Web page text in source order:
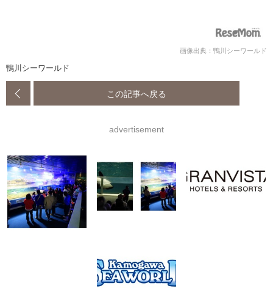
画像出典：鴨川シーワールド
鴨川シーワールド
この記事へ戻る
advertisement